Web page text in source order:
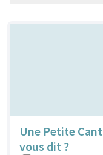
Une Petite
vous dit ?